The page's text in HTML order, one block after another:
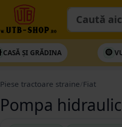
CASĂ ȘI GRĂDINA
Piese tractoare straine Fiat
Pompa